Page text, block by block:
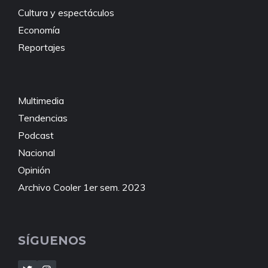
Cultura y espectáculos
Economía
Reportajes
Multimedia
Tendencias
Podcast
Nacional
Opinión
Archivo Cooler 1er sem. 2023
SÍGUENOS